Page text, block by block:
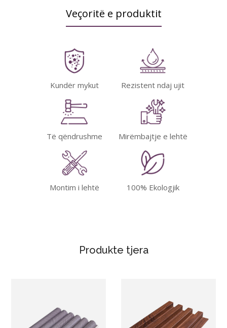
Veçoritë e produktit
Kundër mykut Rezistent ndaj ujit
Të qëndrushme Mirëmbajtje e lehtë
Montim i lehtë 100% Ekologjik
Produkte tjera